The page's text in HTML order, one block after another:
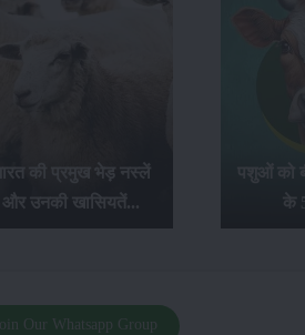
पशुओं को बीमारियों से बचाने
के 5 तरीके...
Join Our Whatsapp Group